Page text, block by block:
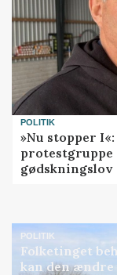
POLITIK
»Nu stopper
protestgruppe
gødskningslov
POLITIK
Folketinget
kan den